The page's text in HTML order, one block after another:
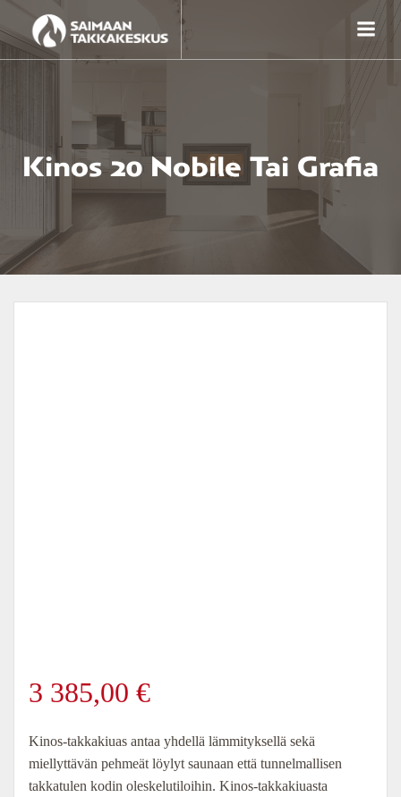
to
content
Kinos 20 Nobile Tai Grafia
3 385,00 €
Kinos-takkakiuas antaa yhdellä lämmityksellä sekä
miellyttävän pehmeät löylyt saunaan että tunnelmallisen
takkatulen kodin oleskelutiloihin. Kinos-takkakiuasta